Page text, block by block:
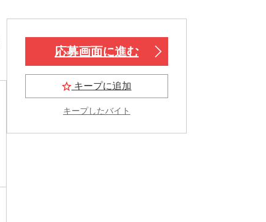
応募画面に進む
キープに追加
キープしたバイト